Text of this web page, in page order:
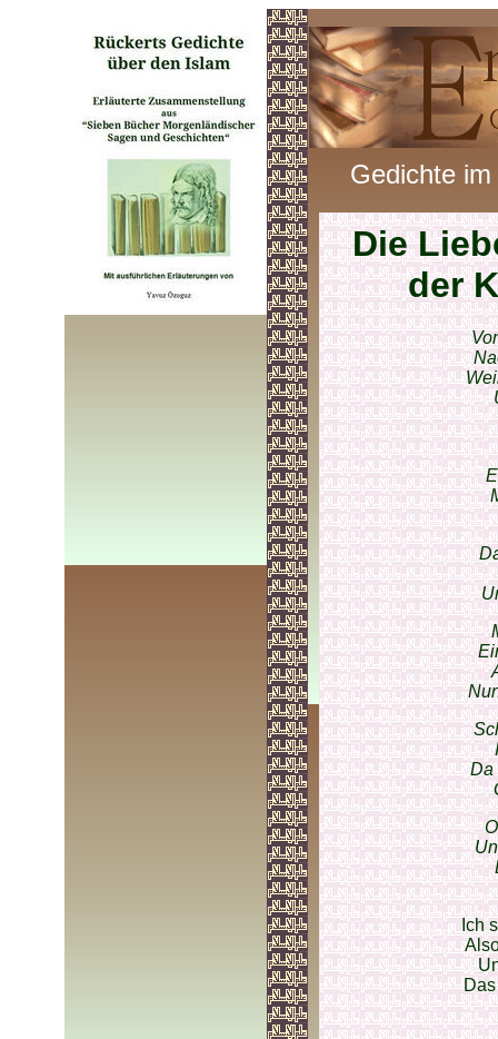
Gedichte
Die
der
Da
Ich
Das